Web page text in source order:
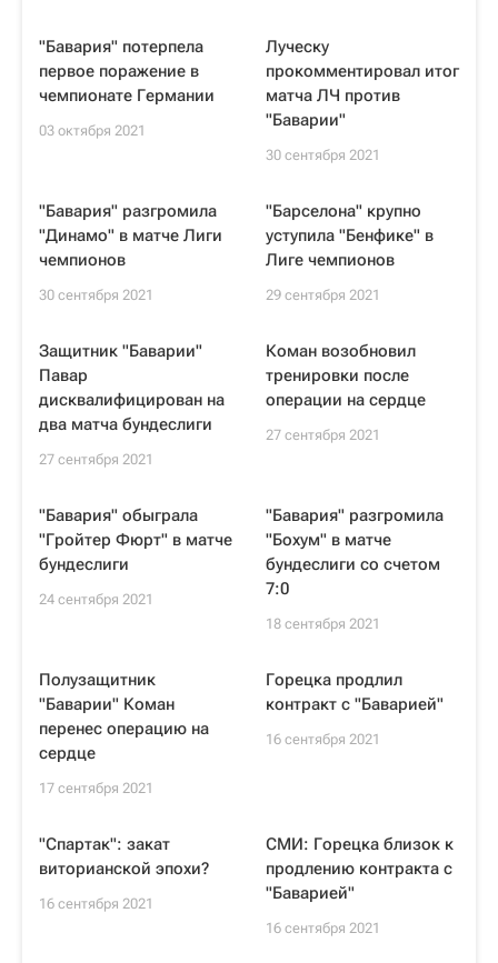
"Бавария" потерпела
первое поражение в
чемпионате Германии
03 октября 2021
Луческу
прокомментировал итог
матча ЛЧ против
"Баварии"
30 сентября 2021
"Бавария" разгромила
"Динамо" в матче Лиги
чемпионов
30 сентября 2021
"Барселона" крупно
уступила "Бенфике" в
Лиге чемпионов
29 сентября 2021
Защитник "Баварии"
Павар
дисквалифицирован на
два матча бундеслиги
27 сентября 2021
Коман возобновил
тренировки после
операции на сердце
27 сентября 2021
"Бавария" обыграла
"Гройтер Фюрт" в матче
бундеслиги
24 сентября 2021
"Бавария" разгромила
"Бохум" в матче
бундеслиги со счетом
7:0
18 сентября 2021
Полузащитник
"Баварии" Коман
перенес операцию на
сердце
17 сентября 2021
Горецка продлил
контракт с "Баварией"
16 сентября 2021
"Спартак": закат
виторианской эпохи?
16 сентября 2021
СМИ: Горецка близок к
продлению контракта с
"Баварией"
16 сентября 2021